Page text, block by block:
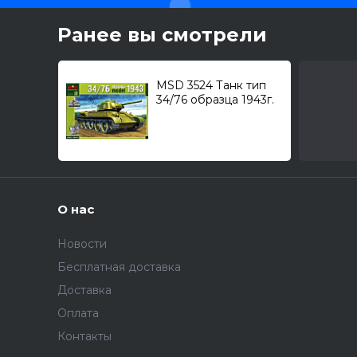
Ранее вы смотрели
MSD 3524 Танк тип
34/76 образца 1943г.
О нас
Новости
Бесплатная доставка
Доставка
Оплата
Контакты